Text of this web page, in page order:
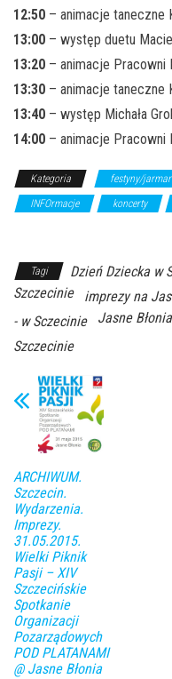
12:50 – animacje taneczne
13:00 – występ duetu
13:20 – animacje Pracowni
13:30 – animacje taneczne
13:40 – występ Michała
14:00 – animacje Pracowni
Kategoria festyny/
INFOrmacje
koncerty
Tagi Dzień Dziecka w
Szczecinie
imprezy na
- w Sczecinie
Jasne
Szczecinie
ARCHIWUM.
Szczecin.
Wydarzenia.
Imprezy.
31.05.2015.
Wielki Piknik
Pasji – XIV
Szczecińskie
Spotkanie
Organizacji
Pozarządowych
POD PLATANAMI
@ Jasne Błonia